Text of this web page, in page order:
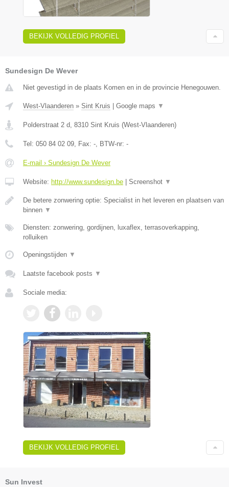
BEKIJK VOLLEDIG PROFIEL
Sundesign De Wever
Niet gevestigd in de plaats Komen en in de provincie Henegouwen.
West-Vlaanderen » Sint Kruis Google maps ▼
Polderstraat 2 d, 8310 Sint Kruis (West-Vlaanderen)
Tel: 050 84 02 09, Fax: -, BTW-nr: -
E-mail › Sundesign De Wever
Website: http://www.sundesign.be Screenshot ▼
De betere zonwering optie: Specialist in het leveren en plaatsen van
binnen ▼
Diensten: zonwering, gordijnen, luxaflex, terrasoverkapping,
rolluiken
Openingstijden ▼
Laatste facebook posts ▼
Sociale media:
BEKIJK VOLLEDIG PROFIEL
Sun Invest